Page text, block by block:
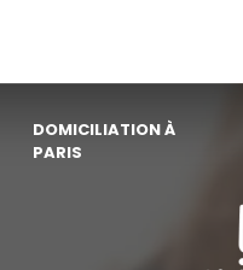
DOMICILIATION À
PARIS